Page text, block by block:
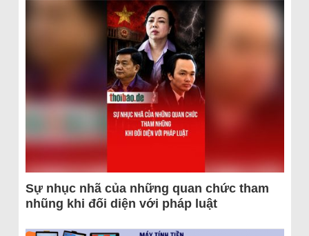
Sự nhục nhã của những quan chức tham
nhũng khi đối diện với pháp luật